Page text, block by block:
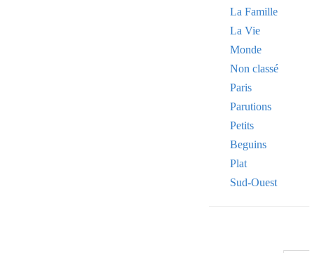
La Famille
La Vie
Monde
Non classé
Paris
Parutions
Petits
Beguins
Plat
Sud-Ouest